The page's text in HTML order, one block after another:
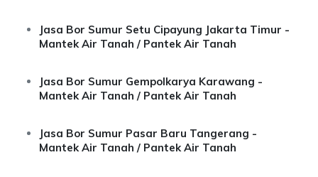
Jasa Bor Sumur Setu Cipayung Jakarta Timur -
Mantek Air Tanah / Pantek Air Tanah
Jasa Bor Sumur Gempolkarya Karawang -
Mantek Air Tanah / Pantek Air Tanah
Jasa Bor Sumur Pasar Baru Tangerang -
Mantek Air Tanah / Pantek Air Tanah